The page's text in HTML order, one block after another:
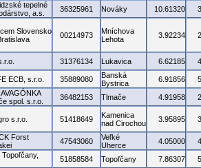
tepelné
a.s.
36325961 Nováky 10.61320
Slovensko
00214973
Mníchova
Lehota
3.92234
31376134 Lukavica 6.62185
ECB, s.r.o. 35889080
Banská
Bystrica
6.91856
spol. s.r.o.
36482153 Tlmače 4.91958
s.r.o. 51418649
Kamenica
nad Cirochou
3.95895
Forst
47543060
Veľké
Uherce
4.05000
Topoľčany,
51858584 Topoľčany 7.86307